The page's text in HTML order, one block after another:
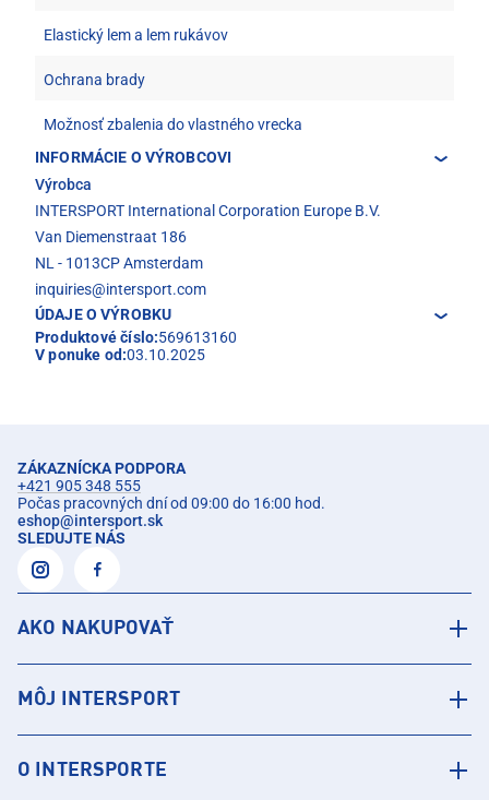
Elastický lem a lem rukávov
Ochrana brady
Možnosť zbalenia do vlastného vrecka
INFORMÁCIE O VÝROBCOVI
Výrobca
INTERSPORT International Corporation Europe B.V.
Van Diemenstraat 186
NL - 1013CP Amsterdam
inquiries@intersport.com
ÚDAJE O VÝROBKU
Produktové číslo:569613160
V ponuke od:03.10.2025
ZÁKAZNÍCKA PODPORA
+421 905 348 555
Počas pracovných dní od 09:00 do 16:00 hod.
eshop@intersport.sk
SLEDUJTE NÁS
AKO NAKUPOVAŤ
MÔJ INTERSPORT
O INTERSPORTE